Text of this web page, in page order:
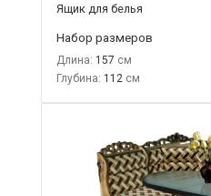
Ящик для белья
Набор размеров
Длина: 157
Глубина: 112